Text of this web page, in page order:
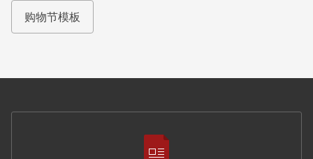
购物节模板